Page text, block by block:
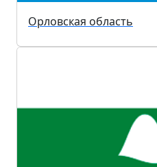
Орловская область